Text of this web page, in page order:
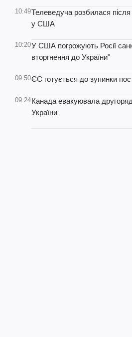
10:49Телеведуча розбилася
у США
10:20У США погрожують Росії
вторгнення до України"
09:50ЄС готується до зупинки
09:24Канада евакуювала
України